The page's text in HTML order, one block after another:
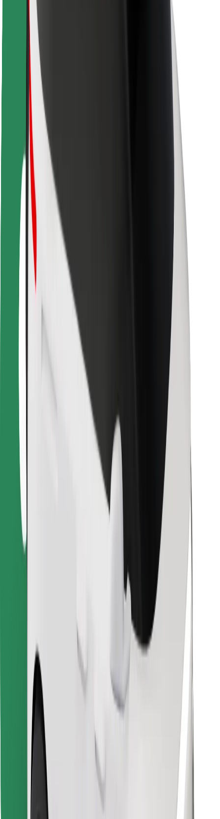
Városok
Városi megoldások
Repülőtér
Bolt töltőállomások
Súgó
Utasoknak
Sofőröknek
Ételfutároknak
Bolt Food
Flottapartnereknek
Éttermeknek
Bolt for Business
Egyéb
Beszállítók
Felhasználási feltételek
Pár perc alatt ott vagyunk érted!
Bolt alkalmazás letöltése
Találd meg kedvenc ételedet!
Bolt Food app letöltése